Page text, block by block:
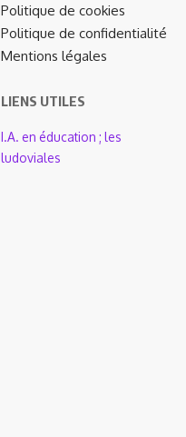
Politique de cookies
Politique de confidentialité
Mentions légales
LIENS UTILES
I.A. en éducation ; les
ludoviales